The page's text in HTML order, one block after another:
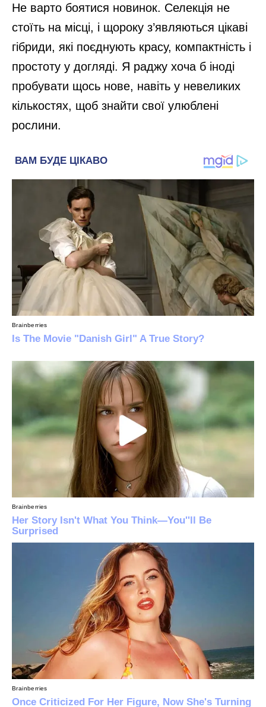
Не варто боятися новинок. Селекція не
стоїть на місці, і щороку з’являються цікаві
гібриди, які поєднують красу, компактність і
простоту у догляді. Я раджу хоча б іноді
пробувати щось нове, навіть у невеликих
кількостях, щоб знайти свої улюблені
рослини.